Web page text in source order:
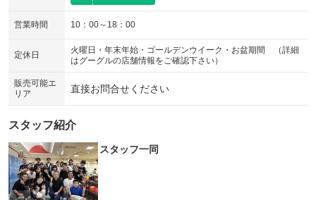
営業時間 10：00～18：00
定休日
火曜日・年末年始・ゴールデンウイーク・お盆期間 （詳細
はグーグルの店舗情報をご確認下さい）
販売可能エ
リア
直接お問合せください
スタッフ紹介
スタッフ一同